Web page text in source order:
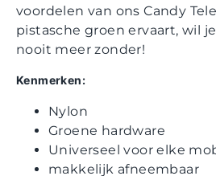
voordelen van ons Candy
pistasche groen ervaart, wil
nooit meer zonder!
Kenmerken:
Nylon
Groene hardware
Universeel voor elke
makkelijk afneembaar